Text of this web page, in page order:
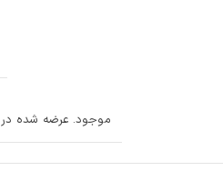
موجود. عرضه شده در 2021، 24 سپتامبر